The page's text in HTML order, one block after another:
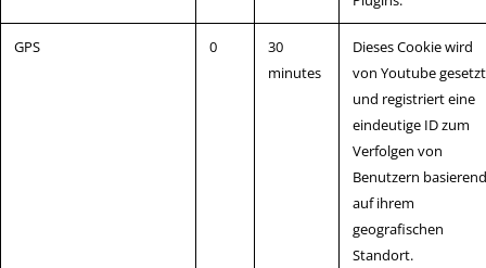
GPS 0
30
minutes
Dieses Cookie wird
von Youtube gesetzt
und registriert eine
eindeutige ID zum
Verfolgen von
Benutzern basierend
auf ihrem
geografischen
Standort.